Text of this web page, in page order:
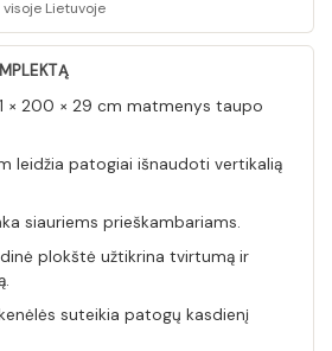
Lietuvoje
× 200 × 29 cm matmenys taupo
leidžia patogiai išnaudoti vertikalią
siauriems prieškambariams.
plokštė užtikrina tvirtumą ir
suteikia patogų kasdienį